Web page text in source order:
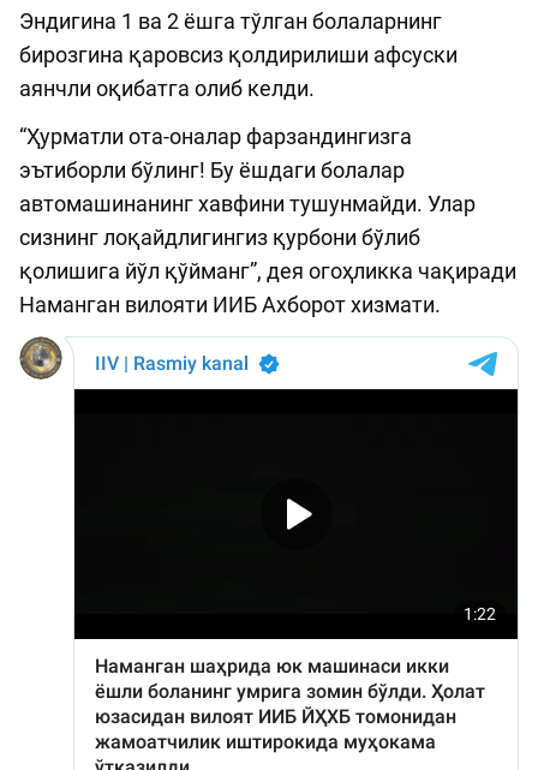
Эндигина 1 ва 2 ёшга тўлган болаларнинг
бирозгина қаровсиз қолдирилиши афсуски
аянчли оқибатга олиб келди.
“Ҳурматли ота-оналар фарзандингизга
эътиборли бўлинг! Бу ёшдаги болалар
автомашинанинг хавфини тушунмайди. Улар
сизнинг лоқайдлигингиз қурбони бўлиб
қолишига йўл қўйманг”, дея огоҳликка чақиради
Наманган вилояти ИИБ Ахборот хизмати.